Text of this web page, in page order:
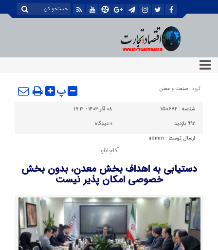
گروه : صنعت و معدن پ
شناسه : 150674
۰۸ آذر ۱۴۰۳ - ۱۷:۱۲
992 بازدید
0 دیدگاه
ارسال توسط : admin
آقاجانلو:
دستیابی به اهداف بخش معدن، بدون بخش
خصوصی امکان پذیر نیست